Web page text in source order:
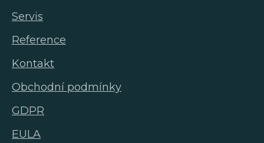
Servis
Reference
Kontakt
Obchodní podmínky
GDPR
EULA